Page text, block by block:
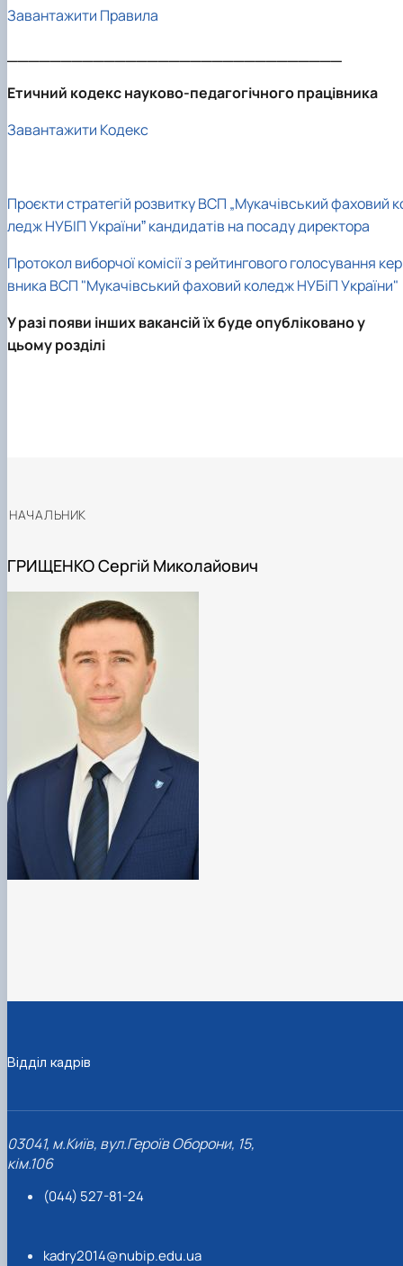
Завантажити Правила
Етичний кодекс науково-педагогічного працівника
Завантажити Кодекс
Проєкти стратегій розвитку ВСП „Мукачівський фаховий
ледж НУБІП Україниˮ кандидатів на посаду директора
Протокол виборчої комісії з рейтингового голосування
вника ВСП "Мукачівський фаховий коледж НУБіП України"
У разі появи інших вакансій їх буде опубліковано у
цьому розділі
НАЧАЛЬНИК
ГРИЩЕНКО Сергій Миколайович
Відділ кадрів
03041, м.Київ, вул.Героїв Оборони, 15,
кім.106
(044) 527-81-24
kadry2014@nubip.edu.ua